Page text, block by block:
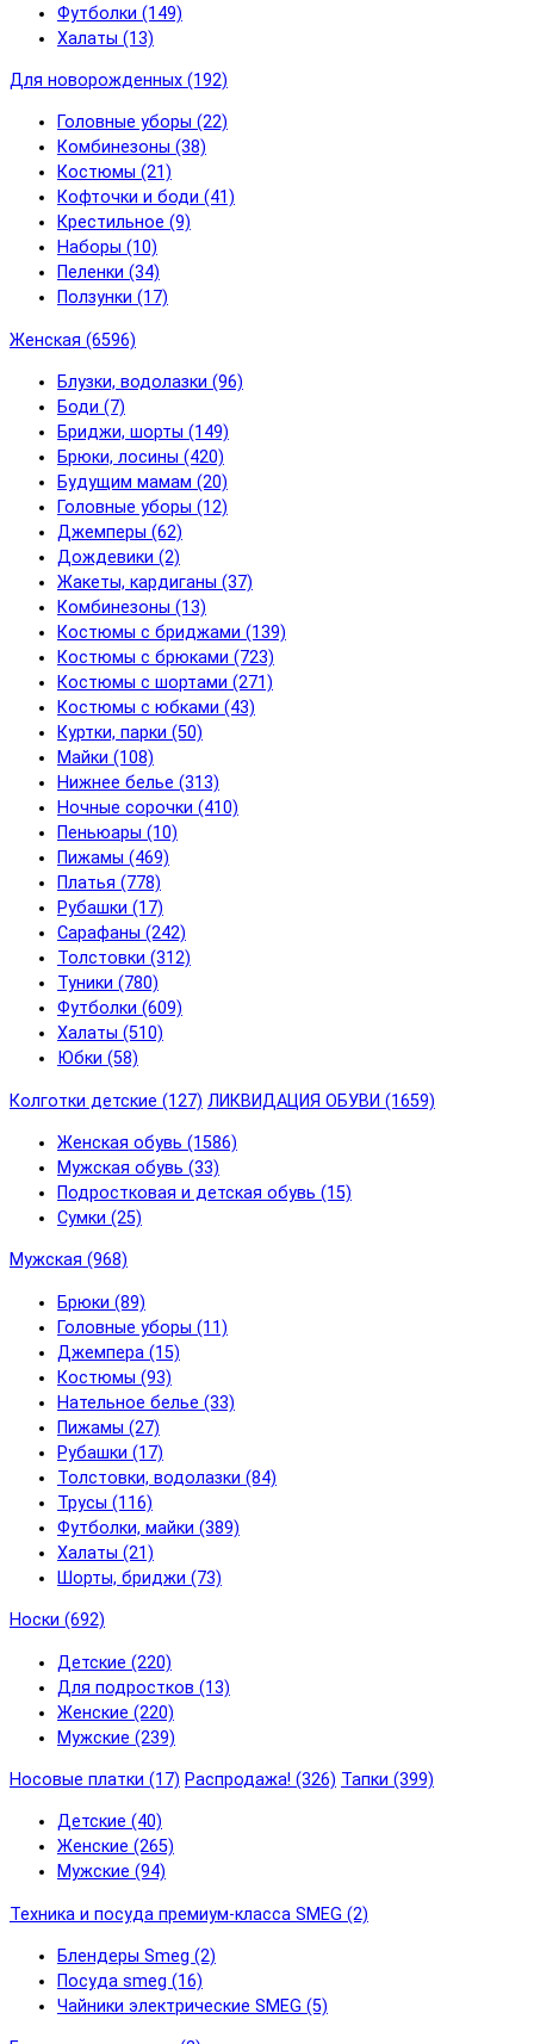
Футболки (149)
Халаты (13)
Для новорожденных (192)
Головные уборы (22)
Комбинезоны (38)
Костюмы (21)
Кофточки и боди (41)
Крестильное (9)
Наборы (10)
Пеленки (34)
Ползунки (17)
Женская (6596)
Блузки, водолазки (96)
Боди (7)
Бриджи, шорты (149)
Брюки, лосины (420)
Будущим мамам (20)
Головные уборы (12)
Джемперы (62)
Дождевики (2)
Жакеты, кардиганы (37)
Комбинезоны (13)
Костюмы с бриджами (139)
Костюмы с брюками (723)
Костюмы с шортами (271)
Костюмы с юбками (43)
Куртки, парки (50)
Майки (108)
Нижнее белье (313)
Ночные сорочки (410)
Пеньюары (10)
Пижамы (469)
Платья (778)
Рубашки (17)
Сарафаны (242)
Толстовки (312)
Туники (780)
Футболки (609)
Халаты (510)
Юбки (58)
Колготки детские (127) ЛИКВИДАЦИЯ ОБУВИ (1659)
Женская обувь (1586)
Мужская обувь (33)
Подростковая и детская обувь (15)
Сумки (25)
Мужская (968)
Брюки (89)
Головные уборы (11)
Джемпера (15)
Костюмы (93)
Нательное белье (33)
Пижамы (27)
Рубашки (17)
Толстовки, водолазки (84)
Трусы (116)
Футболки, майки (389)
Халаты (21)
Шорты, бриджи (73)
Носки (692)
Детские (220)
Для подростков (13)
Женские (220)
Мужские (239)
Носовые платки (17) Распродажа! (326) Тапки (399)
Детские (40)
Женские (265)
Мужские (94)
Техника и посуда премиум-класса SMEG (2)
Блендеры Smeg (2)
Посуда smeg (16)
Чайники электрические SMEG (5)